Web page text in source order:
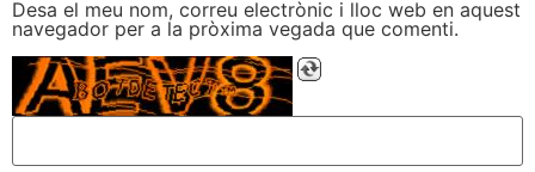
Desa el meu nom, correu electrònic i lloc web en aquest
navegador per a la pròxima vegada que comenti.